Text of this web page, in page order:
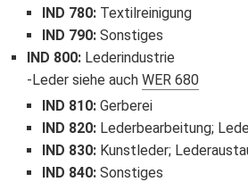
IND 780: Textilreinigung
IND 790: Sonstiges
IND 800:Lederindustrie
Leder siehe auch WER 680
IND 810: Gerberei
IND 820: Lederbearbeitung;
IND 830: Kunstleder;
IND 840: Sonstiges